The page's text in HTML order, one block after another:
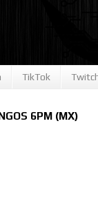
TikTok
6PM (MX)